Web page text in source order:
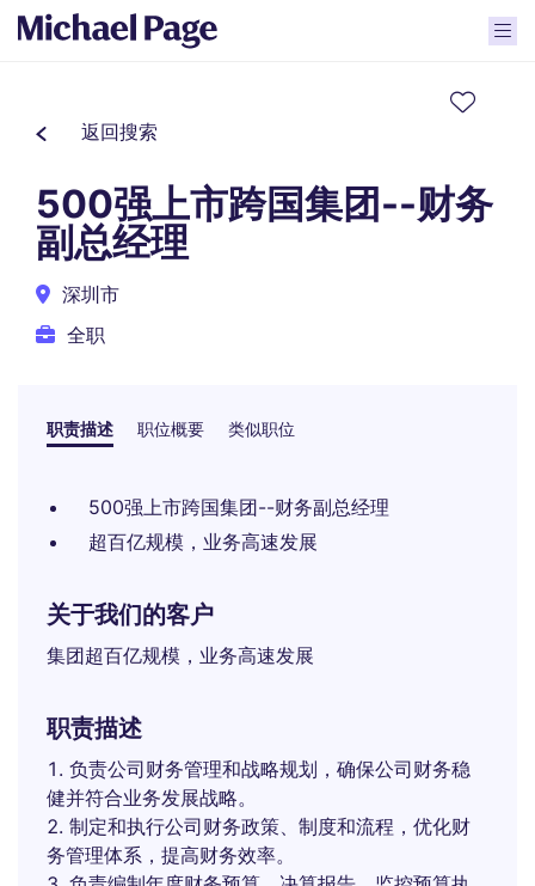
返回搜索
500强上市跨国集团--财务
副总经理
深圳市
全职
职责描述 职位概要 类似职位
500强上市跨国集团--财务副总经理
超百亿规模，业务高速发展
关于我们的客户
集团超百亿规模，业务高速发展
职责描述
负责公司财务管理和战略规划，确保公司财务稳
健并符合业务发展战略。
制定和执行公司财务政策、制度和流程，优化财
务管理体系，提高财务效率。